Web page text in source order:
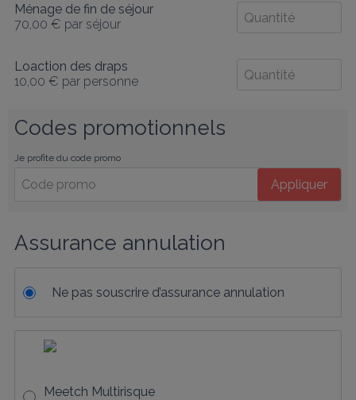
Ménage de fin de séjour
70,00 € par séjour
Loaction des draps
10,00 € par personne
Codes promotionnels
Je profite du code promo
Appliquer
Assurance annulation
Ne pas souscrire d’assurance annulation
Meetch Multirisque